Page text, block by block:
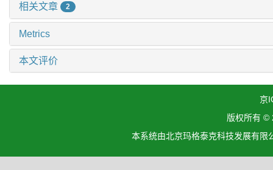
相关文章 2
Metrics
本文评价
京
版权所有 ©
本系统由北京玛格泰克科技发展有